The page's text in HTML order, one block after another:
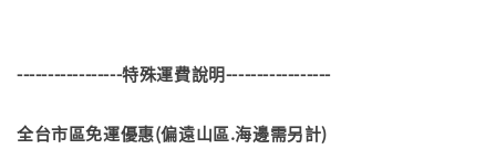
-----------------特殊運費說明-----------------
全台市區免運優惠(偏遠山區.海邊需另計)